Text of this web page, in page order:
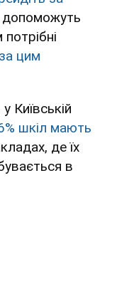
допоможуть
цим
Київській
шкіл мають
де їх
в